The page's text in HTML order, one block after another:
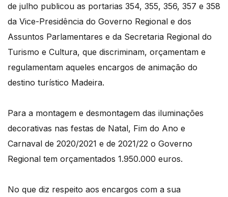
de julho publicou as portarias 354, 355, 356, 357 e 358
da Vice-Presidência do Governo Regional e dos
Assuntos Parlamentares e da Secretaria Regional do
Turismo e Cultura, que discriminam, orçamentam e
regulamentam aqueles encargos de animação do
destino turístico Madeira.
Para a montagem e desmontagem das iluminações
decorativas nas festas de Natal, Fim do Ano e
Carnaval de 2020/2021 e de 2021/22 o Governo
Regional tem orçamentados 1.950.000 euros.
No que diz respeito aos encargos com a sua